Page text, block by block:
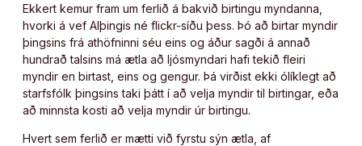
Ekkert kemur fram um ferlið á bakvið birtingu myndanna,
hvorki á vef Alþingis né flickr-síðu þess. Þó að birtar myndir
þingsins frá athöfninni séu eins og áður sagði á annað
hundrað talsins má ætla að ljósmyndari hafi tekið fleiri
myndir en birtast, eins og gengur. Þá virðist ekki ólíklegt að
starfsfólk þingsins taki þátt í að velja myndir til birtingar, eða
að minnsta kosti að velja myndir úr birtingu.
Hvert sem ferlið er mætti við fyrstu sýn ætla, af